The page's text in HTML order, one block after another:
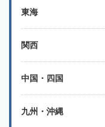
東海
関西
中国・四国
九州・沖縄